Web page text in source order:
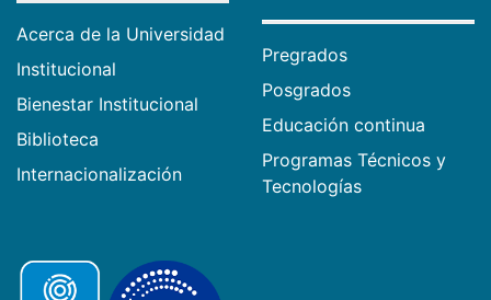
Acerca de la Universidad
Institucional
Bienestar Institucional
Biblioteca
Internacionalización
Pregrados
Posgrados
Educación continua
Programas Técnicos y
Tecnologías